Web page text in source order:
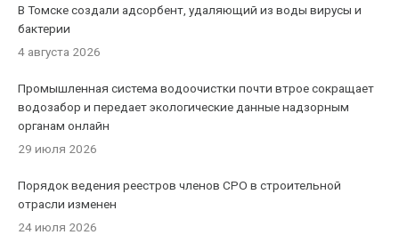
В Томске создали адсорбент, удаляющий из воды вирусы и
бактерии
4 августа 2026
Промышленная система водоочистки почти втрое сокращает
водозабор и передает экологические данные надзорным
органам онлайн
29 июля 2026
Порядок ведения реестров членов СРО в строительной
отрасли изменен
24 июля 2026